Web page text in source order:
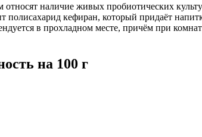
относят наличие живых пробиотических
полисахарид кефирaн, который придаёт
в прохладном месте, причём при
на 100 г